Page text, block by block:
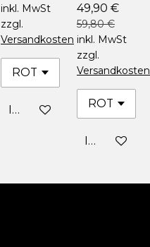
inkl. MwSt
zzgl.
Versandkosten
In den Warenkorb
49,90 €
59,80 €
inkl. MwSt
zzgl.
Versandkosten
In den